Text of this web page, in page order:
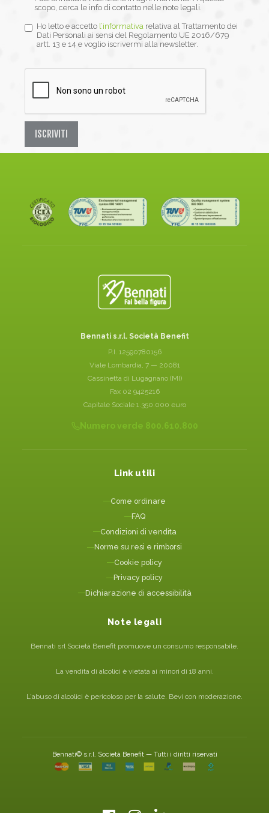
scopo, cerca le info di contatto nelle note legali.
Ho letto e accetto l’informativa relativa al Trattamento dei
Dati Personali ai sensi del Regolamento UE 2016/679
artt. 13 e 14 e voglio iscrivermi alla newsletter.
ISCRIVITI
Bennati s.r.l. Società Benefit
P.I. 12590780156
Viale Lombardia, 7 — 20081
Cassinetta di Lugagnano (MI)
Fax 02 9425216
Capitale Sociale 1.350.000 euro
Numero verde 800.610.800
Link utili
Come ordinare
FAQ
Condizioni di vendita
Norme su resi e rimborsi
Cookie policy
Privacy policy
Dichiarazione di accessibilità
Note legali
Bennati srl Società Benefit promuove un consumo responsabile.
La vendita di alcolici è vietata ai minori di 18 anni.
L'abuso di alcolici è pericoloso per la salute. Bevi con moderazione.
Bennati© s.r.l. Società Benefit — Tutti i diritti riservati